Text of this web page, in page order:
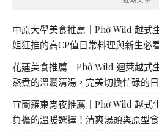
中原大學美食推薦｜Phở Wild 越式
姐狂推的高CP值日常料理與新生必
花蓮美食推薦｜Phở Wild 迴萊越式
熬煮的溫潤清湯，完美切換忙碌的日
宜蘭羅東宵夜推薦｜Phở Wild 越式
負擔的溫暖選擇！清爽湯頭與原型